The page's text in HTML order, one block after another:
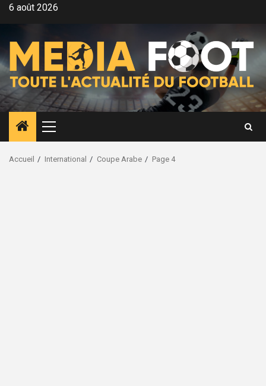
Aller6 août 2026
Menu
principal
Accueil International Coupe Arabe Page 4